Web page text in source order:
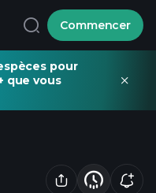
Commencer
pour
que vous